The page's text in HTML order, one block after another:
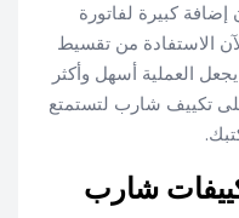
كبيرة لفاتورة
الاستفادة من تقسيط
العملية أسهل وأكثر
تكييف شارب لتستمتع
شارب